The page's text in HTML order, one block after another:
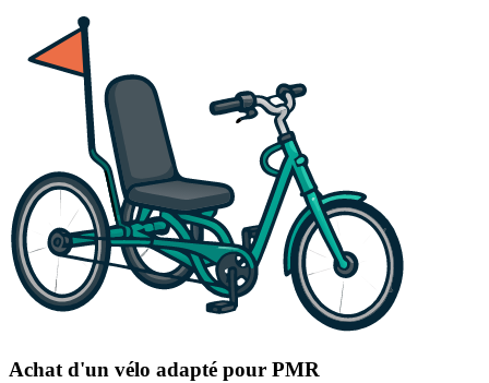
Achat d'un vélo adapté pour PMR